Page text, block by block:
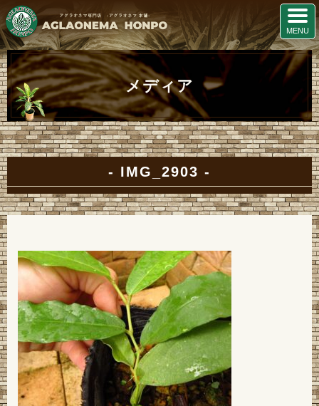
メディア
IMG_2903